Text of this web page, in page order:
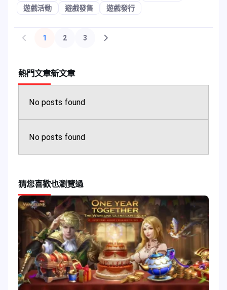
遊戲活動
遊戲發售 遊戲發行
1 2 3
熱門文章新文章
No posts found
No posts found
猜您喜歡也瀏覽過